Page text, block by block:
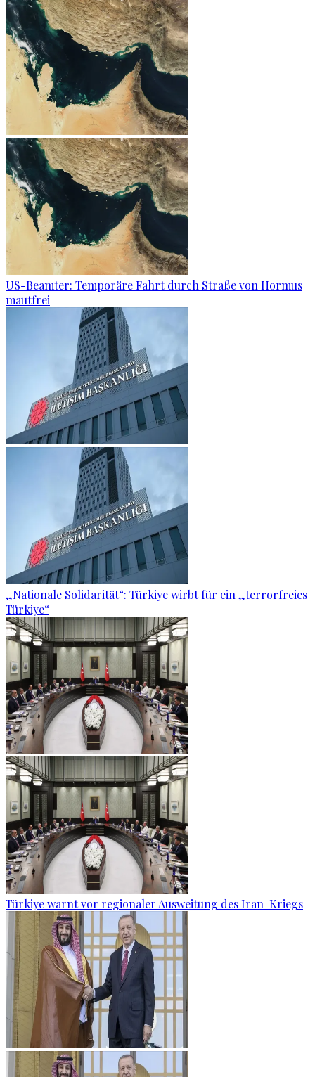
US-Beamter: Temporäre Fahrt durch Straße von Hormus
mautfrei
„Nationale Solidarität“: Türkiye wirbt für ein „terrorfreies
Türkiye“
Türkiye warnt vor regionaler Ausweitung des Iran-Kriegs